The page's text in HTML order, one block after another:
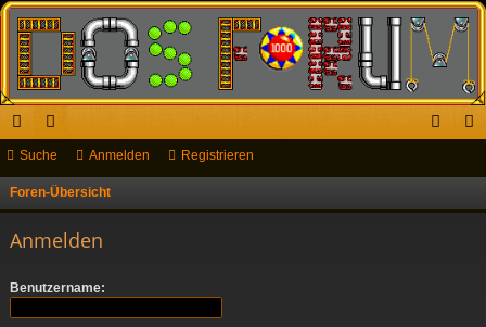
ch
ne
riff
or
en
Suche Anmelden Registrieren
Foren-Übersicht
Anmelden
Benutzername: